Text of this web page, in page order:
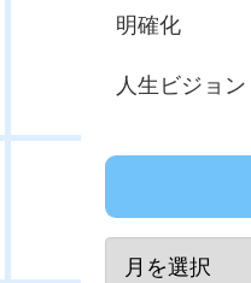
明確化
人生ビジョン